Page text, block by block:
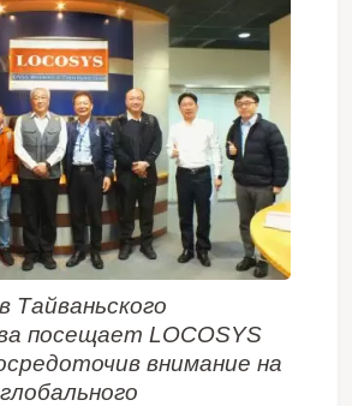
Тайваньского
посещает LOCOSYS
внимание на